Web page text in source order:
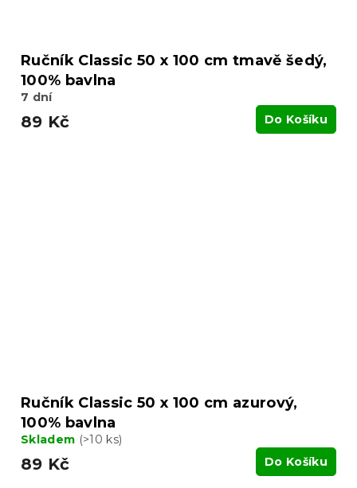
Ručník Classic 50 x 100 cm tmavě šedý,
100% bavlna
7 dní
89 Kč Do Košíku
Ručník Classic 50 x 100 cm azurový,
100% bavlna
Skladem (>10 ks)
89 Kč Do Košíku